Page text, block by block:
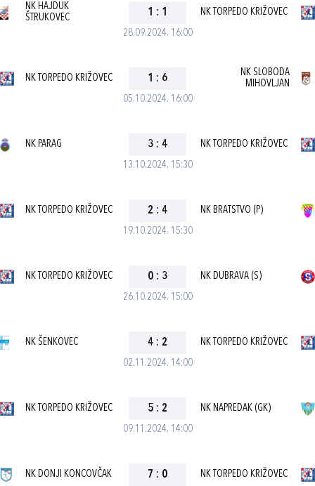
28.09.2024. 16:00
NK HAJDUK
ŠTRUKOVEC
1 : 1 NK TORPEDO KRIŽOVEC
05.10.2024. 16:00
NK TORPEDO KRIŽOVEC 1 : 6
NK SLOBODA
MIHOVLJAN
13.10.2024. 15:30
NK PARAG 3 : 4 NK TORPEDO KRIŽOVEC
19.10.2024. 15:30
NK TORPEDO KRIŽOVEC 2 : 4 NK BRATSTVO (P)
26.10.2024. 15:00
NK TORPEDO KRIŽOVEC 0 : 3 NK DUBRAVA (S)
02.11.2024. 14:00
NK ŠENKOVEC 4 : 2 NK TORPEDO KRIŽOVEC
09.11.2024. 14:00
NK TORPEDO KRIŽOVEC 5 : 2 NK NAPREDAK (GK)
NK DONJI KONCOVČAK 7 : 0 NK TORPEDO KRIŽOVEC